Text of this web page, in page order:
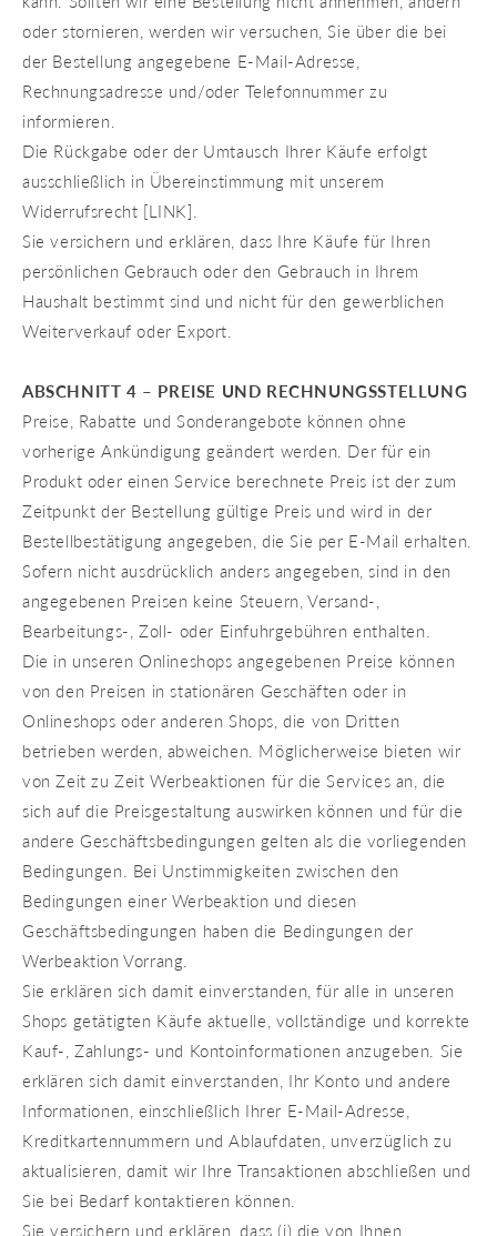
oder stornieren, werden wir versuchen, Sie über die bei
der Bestellung angegebene E-Mail-Adresse,
Rechnungsadresse und/oder Telefonnummer zu
informieren.
Die Rückgabe oder der Umtausch Ihrer Käufe erfolgt
ausschließlich in Übereinstimmung mit unserem
Widerrufsrecht [LINK].
Sie versichern und erklären, dass Ihre Käufe für Ihren
persönlichen Gebrauch oder den Gebrauch in Ihrem
Haushalt bestimmt sind und nicht für den gewerblichen
Weiterverkauf oder Export.
ABSCHNITT 4 – PREISE UND RECHNUNGSSTELLUNG
Preise, Rabatte und Sonderangebote können ohne
vorherige Ankündigung geändert werden. Der für ein
Produkt oder einen Service berechnete Preis ist der zum
Zeitpunkt der Bestellung gültige Preis und wird in der
Bestellbestätigung angegeben, die Sie per E-Mail erhalten.
Sofern nicht ausdrücklich anders angegeben, sind in den
angegebenen Preisen keine Steuern, Versand-,
Bearbeitungs-, Zoll- oder Einfuhrgebühren enthalten.
Die in unseren Onlineshops angegebenen Preise können
von den Preisen in stationären Geschäften oder in
Onlineshops oder anderen Shops, die von Dritten
betrieben werden, abweichen. Möglicherweise bieten wir
von Zeit zu Zeit Werbeaktionen für die Services an, die
sich auf die Preisgestaltung auswirken können und für die
andere Geschäftsbedingungen gelten als die vorliegenden
Bedingungen. Bei Unstimmigkeiten zwischen den
Bedingungen einer Werbeaktion und diesen
Geschäftsbedingungen haben die Bedingungen der
Werbeaktion Vorrang.
Sie erklären sich damit einverstanden, für alle in unseren
Shops getätigten Käufe aktuelle, vollständige und korrekte
Kauf-, Zahlungs- und Kontoinformationen anzugeben. Sie
erklären sich damit einverstanden, Ihr Konto und andere
Informationen, einschließlich Ihrer E-Mail-Adresse,
Kreditkartennummern und Ablaufdaten, unverzüglich zu
aktualisieren, damit wir Ihre Transaktionen abschließen und
Sie bei Bedarf kontaktieren können.
Sie versichern und erklären, dass (i) die von Ihnen